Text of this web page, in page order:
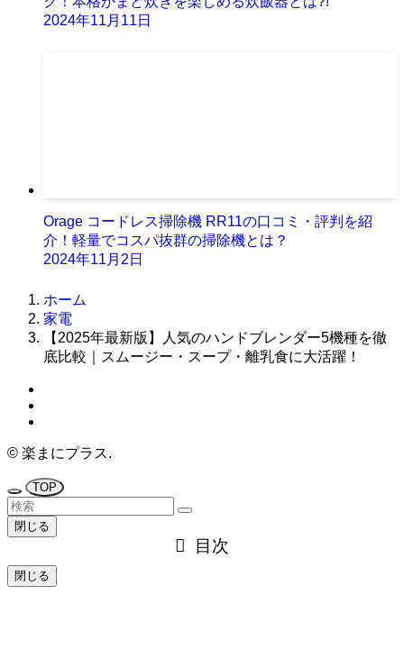
2024年11月11日
Orage コードレス掃除機 RR11の口コミ・評判を紹
介！軽量でコスパ抜群の掃除機とは？
2024年11月2日
ホーム
家電
【2025年最新版】人気のハンドブレンダー5機種を徹
底比較｜スムージー・スープ・離乳食に大活躍！
© 楽まにプラス.
TOP
閉じる
目次
閉じる